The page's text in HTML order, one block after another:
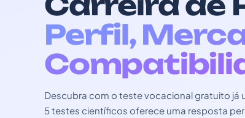
Perfil,
Descubra com o teste vocacional gratuito
5 testes científicos oferece uma resposta